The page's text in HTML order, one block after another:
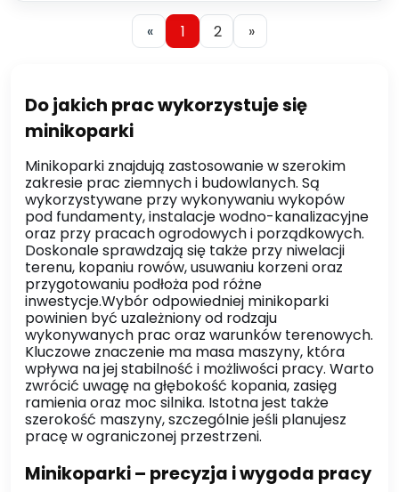
« 1 2 »
Do jakich prac wykorzystuje się
minikoparki
Minikoparki znajdują zastosowanie w szerokim
zakresie prac ziemnych i budowlanych. Są
wykorzystywane przy wykonywaniu wykopów
pod fundamenty, instalacje wodno-kanalizacyjne
oraz przy pracach ogrodowych i porządkowych.
Doskonale sprawdzają się także przy niwelacji
terenu, kopaniu rowów, usuwaniu korzeni oraz
przygotowaniu podłoża pod różne
inwestycje.Wybór odpowiedniej minikoparki
powinien być uzależniony od rodzaju
wykonywanych prac oraz warunków terenowych.
Kluczowe znaczenie ma masa maszyny, która
wpływa na jej stabilność i możliwości pracy. Warto
zwrócić uwagę na głębokość kopania, zasięg
ramienia oraz moc silnika. Istotna jest także
szerokość maszyny, szczególnie jeśli planujesz
pracę w ograniczonej przestrzeni.
Minikoparki – precyzja i wygoda pracy